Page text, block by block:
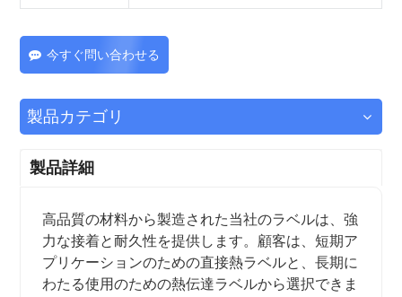
今すぐ問い合わせる
製品カテゴリ
製品詳細
高品質の材料から製造された当社のラベルは、強
力な接着と耐久性を提供します。顧客は、短期ア
プリケーションのための直接熱ラベルと、長期に
わたる使用のための熱伝達ラベルから選択できま